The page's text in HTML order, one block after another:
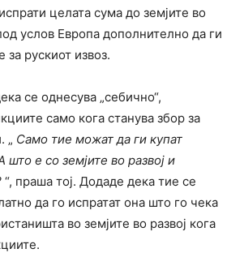
целата сума до земјите во
услов Европа дополнително да ги
за рускиот извоз.
се однесува „себично“,
само кога станува збор за
„ Само тие можат да ги купат
што е со земјите во развој и
“, праша тој. Додаде дека тие се
да го испратат она што го чека
во земјите во развој кога